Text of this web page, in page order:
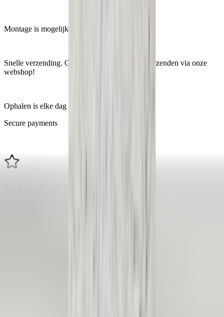
Montage is mogelijk.
Snelle verzending. Gemakkelijk bestellen en verzenden via onze
webshop!
Ophalen is elke dag mogelijk op afspraak.
Secure payments